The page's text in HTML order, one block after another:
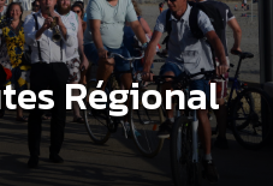
Régional